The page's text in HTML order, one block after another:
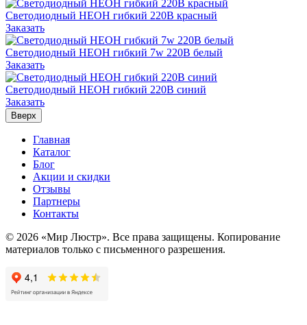
Светодиодный НЕОН гибкий 220В красный
Заказать
Светодиодный НЕОН гибкий 7w 220В белый
Заказать
Светодиодный НЕОН гибкий 220В синий
Заказать
Вверх
Главная
Каталог
Блог
Акции и скидки
Отзывы
Партнеры
Контакты
© 2026 «Мир Люстр». Все права защищены. Копирование
материалов только с письменного разрешения.